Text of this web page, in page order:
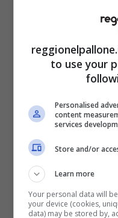
sembra scritto
Vlahovic,
E occhio a
Non si parla di
rapporti con
necessità
milioni —la Juve
entrata.E in cima
to use your
Personalised
content
services
Store and/or
Learn more
Your personal data will
your device (cookies,
data) may be stored by,